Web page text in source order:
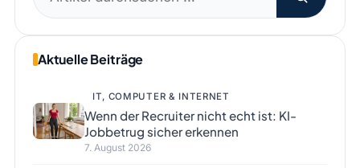
nach:
Aktuelle Beiträge
IT, COMPUTER & INTERNET
Wenn der Recruiter nicht echt ist: KI-
Jobbetrug sicher erkennen
7. August 2026